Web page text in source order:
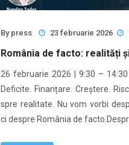
By press 23 februarie 2026
România de facto: realități
26 februarie 2026 | 9:30 – 14:30
Deficite. Finanțare. Creștere.
spre realitate. Nu vom vorbi
ci despre România de